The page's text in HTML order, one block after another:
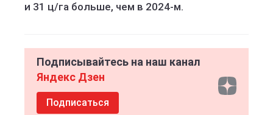
и 31 ц/га больше, чем в 2024-м.
Подписывайтесь на наш канал
Яндекс Дзен
Подписаться